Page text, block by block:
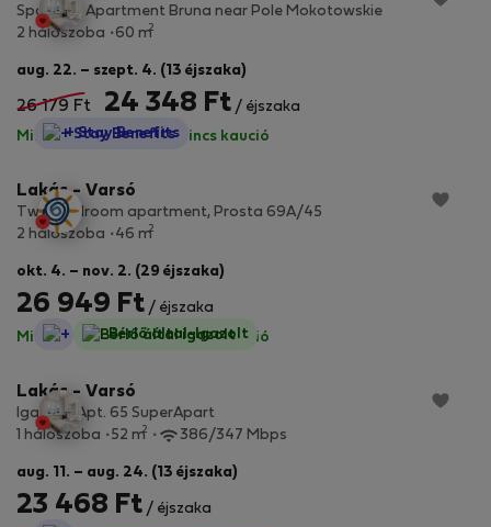
Spacious Apartment Bruna near Pole Mokotowskie
2 hálószoba
60 m2
aug. 22. – szept. 4. (13 éjszaka)
26 179 Ft 24 348 Ft / éjszaka
Minden díj benne van·Nincs kaució
StayProtection
+ Stay Benefits
Lakás - Varsó
Two-bedroom apartment, Prosta 69A/45
2 hálószoba
46 m2
okt. 4. – nov. 2. (29 éjszaka)
26 949 Ft / éjszaka
Minden díj benne van·Nincs kaució
StayProtection
Bérlő által-Igazolt
Lakás - Varsó
Igańska Apt. 65 SuperApart
1 hálószoba
52 m2 386/347 Mbps
aug. 11. – aug. 24. (13 éjszaka)
23 468 Ft / éjszaka